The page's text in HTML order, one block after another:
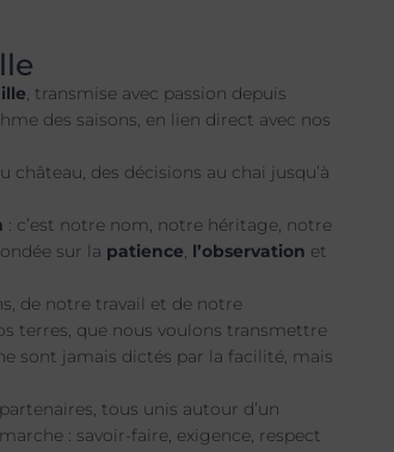
, transmise avec passion depuis
des saisons, en lien direct avec nos
des décisions au chai jusqu’à
: c’est notre nom, notre héritage, notre
sur la patience, l’observation et
de notre travail et de notre
terres, que nous voulons transmettre
sont jamais dictés par la facilité, mais
tous unis autour d’un
: savoir-faire, exigence, respect